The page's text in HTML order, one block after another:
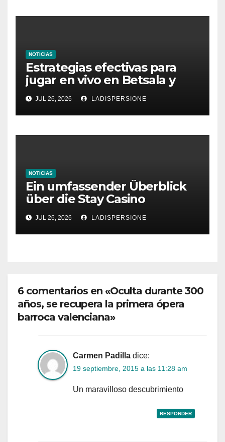
NOTICIAS
Estrategias efectivas para
jugar en vivo en Betsala y
aumentar tus ganancias
JUL 26, 2026 LADISPERSIONE
NOTICIAS
Ein umfassender Überblick
über die Stay Casino
Bonusbedingungen
JUL 26, 2026 LADISPERSIONE
6 comentarios en «Oculta durante 300
años, se recupera la primera ópera
barroca valenciana»
Carmen Padilla dice:
19 septiembre, 2015 a las 11:28 am
Un maravilloso descubrimiento
RESPONDER